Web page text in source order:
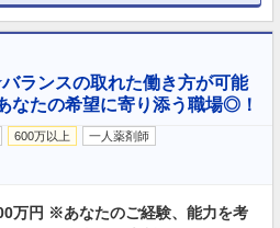
ランスの取れた働き方が可能
なたの希望に寄り添う職場◎！
600万以上
一人薬剤師
万円 ※あなたのご経験、能力を考